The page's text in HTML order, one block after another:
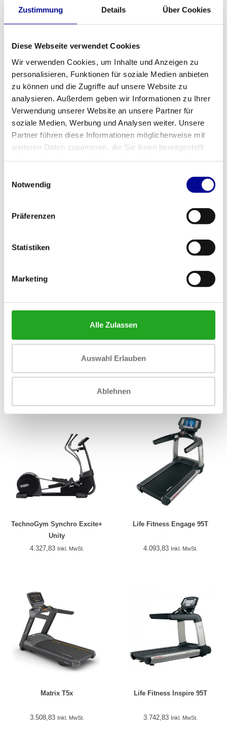
Zustimmung Details Über Cookies
Diese Webseite verwendet Cookies
Wir verwenden Cookies, um Inhalte und Anzeigen zu
personalisieren, Funktionen für soziale Medien anbieten
zu können und die Zugriffe auf unsere Website zu
analysieren. Außerdem geben wir Informationen zu Ihrer
Verwendung unserer Website an unsere Partner für
soziale Medien, Werbung und Analysen weiter. Unsere
Partner führen diese Informationen möglicherweise mit
weiteren Daten zusammen, die Sie ihnen bereitgestellt
Notwendig
Präferenzen
Statistiken
Marketing
Alle Zulassen
Auswahl Erlauben
Ablehnen
Life Fitness Inspire 95X
Life Fitness Discover SE 95X
Matrix Suspension Elliptical
Inkl. MwSt.
Matrix Suspension Elliptical
3.274,83Inkl. MwSt.
TechnoGym Synchro Excite+
3.742,83Inkl. MwSt.
TechnoGym Synchro Excite+
Unity
4.327,83 Inkl. MwSt.
Life Fitness Engage 95T
4.093,83 Inkl. MwSt.
Matrix T5x
3.508,83 Inkl. MwSt.
Life Fitness Inspire 95T
3.742,83 Inkl. MwSt.